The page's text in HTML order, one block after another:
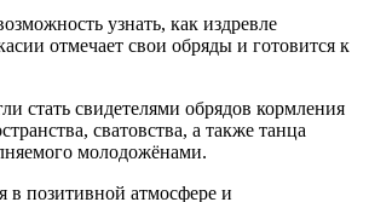
узнать, как издревле
отмечает свои обряды и готовится к
стать свидетелями обрядов кормления
сватовства, а также танца
молодожёнами.
в позитивной атмосфере и